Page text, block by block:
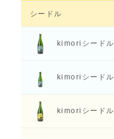
シードル
kimoriシードル
kimoriシードル
kimoriシードル